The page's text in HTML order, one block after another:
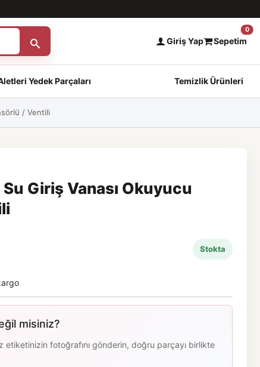
Giriş Yap Sepetim
0
Yedek Parçaları Temizlik Ürünleri
/ Ventili
Giriş Vanası Okuyucu
Stokta
misiniz?
etiketinizin fotoğrafını gönderin, doğru parçayı birlikte